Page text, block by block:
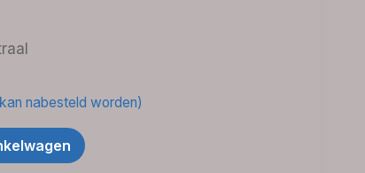
nabesteld worden)